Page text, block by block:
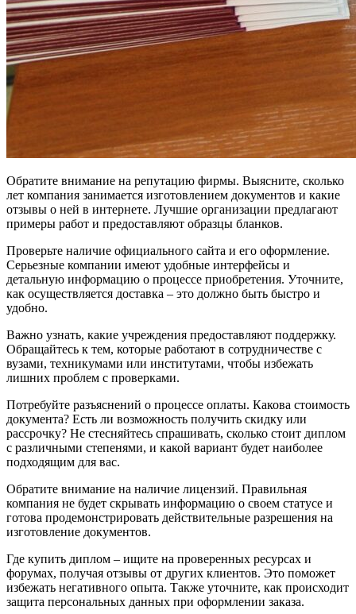
Обратите внимание на репутацию фирмы. Выясните, сколько
лет компания занимается изготовлением документов и какие
отзывы о ней в интернете. Лучшие организации предлагают
примеры работ и предоставляют образцы бланков.
Проверьте наличие официального сайта и его оформление.
Серьезные компании имеют удобные интерфейсы и
детальную информацию о процессе приобретения. Уточните,
как осуществляется доставка – это должно быть быстро и
удобно.
Важно узнать, какие учреждения предоставляют поддержку.
Обращайтесь к тем, которые работают в сотрудничестве с
вузами, техникумами или институтами, чтобы избежать
лишних проблем с проверками.
Потребуйте разъяснений о процессе оплаты. Какова стоимость
документа? Есть ли возможность получить скидку или
рассрочку? Не стесняйтесь спрашивать, сколько стоит диплом
с различными степенями, и какой вариант будет наиболее
подходящим для вас.
Обратите внимание на наличие лицензий. Правильная
компания не будет скрывать информацию о своем статусе и
готова продемонстрировать действительные разрешения на
изготовление документов.
Где купить диплом – ищите на проверенных ресурсах и
форумах, получая отзывы от других клиентов. Это поможет
избежать негативного опыта. Также уточните, как происходит
защита персональных данных при оформлении заказа.